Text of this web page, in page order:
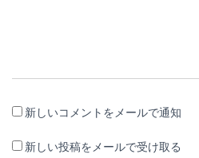
新しいコメントをメールで通知
新しい投稿をメールで受け取る